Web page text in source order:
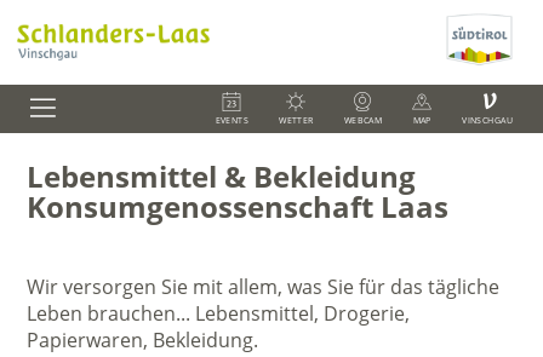
EVENTS WETTER WEBCAM MAP
V
VINSCHGAU
Lebensmittel & Bekleidung
Konsumgenossenschaft Laas
Wir versorgen Sie mit allem, was Sie für das tägliche
Leben brauchen... Lebensmittel, Drogerie,
Papierwaren, Bekleidung.